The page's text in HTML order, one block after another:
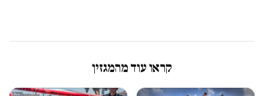
קראו עוד מהמגזין